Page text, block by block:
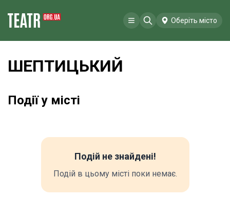
Оберіть місто
ШЕПТИЦЬКИЙ
Події у місті
Подій не знайдені!
Подій в цьому місті поки немає.